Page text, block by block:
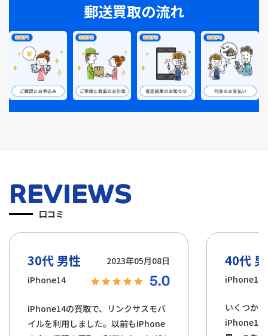
郵送買取の流れ
REVIEWS
口コミ
30代 男性
2023年05月08日
iPhone14
iPhone14の買取で、リンクサスモバ
イルを利用しました。以前もiPhone
40代
いくつか